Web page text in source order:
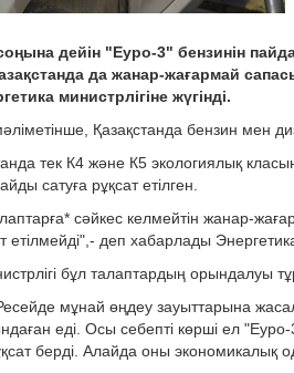
дейін "Еуро-3" бензинін
да жанар-жағармай
министрлігіне жүгінді.
Қазақстанда бензин мен
тек К4 және К5 экологиялық
сатуға рұқсат етілген.
сәйкес келмейтін жанар-
етілмейді",- деп хабарлады
бұл талаптардың орындалуы
мұнай өңдеу зауыттарына
еді. Осы себепті көрші ел
берді. Алайда оны экономикалық